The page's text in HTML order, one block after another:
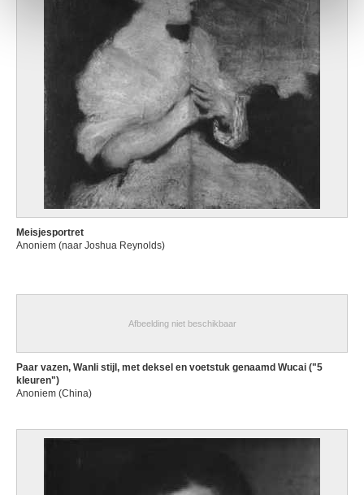
Meisjesportret
Anoniem (naar Joshua Reynolds)
Afbeelding niet beschikbaar
Paar vazen, Wanli stijl, met deksel en voetstuk genaamd Wucai ("5
kleuren")
Anoniem (China)